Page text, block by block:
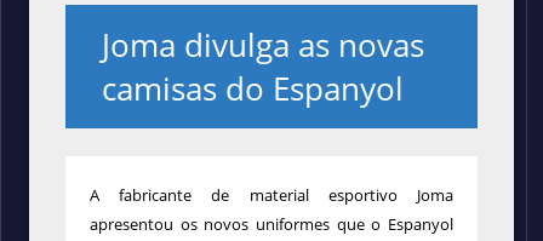
Joma divulga as novas
camisas do Espanyol
A fabricante de material esportivo Joma
apresentou os novos uniformes que o Espanyol